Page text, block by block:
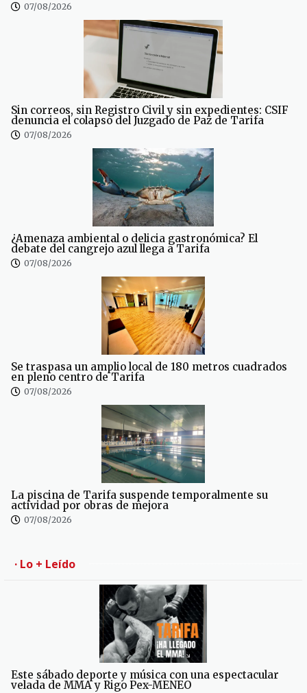
07/08/2026
Sin correos, sin Registro Civil y sin expedientes: CSIF
denuncia el colapso del Juzgado de Paz de Tarifa
07/08/2026
¿Amenaza ambiental o delicia gastronómica? El
debate del cangrejo azul llega a Tarifa
07/08/2026
Se traspasa un amplio local de 180 metros cuadrados
en pleno centro de Tarifa
07/08/2026
La piscina de Tarifa suspende temporalmente su
actividad por obras de mejora
07/08/2026
· Lo + Leído
Este sábado deporte y música con una espectacular
velada de MMA y Rigo Pex-MENEO